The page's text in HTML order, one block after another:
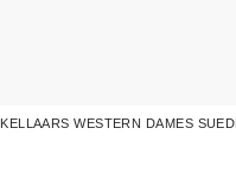
WESTERN DAMES